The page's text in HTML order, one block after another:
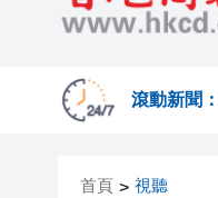
滾動新聞：
首頁 > 視聽